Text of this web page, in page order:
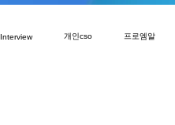
Interview 개인cso 프로엠알